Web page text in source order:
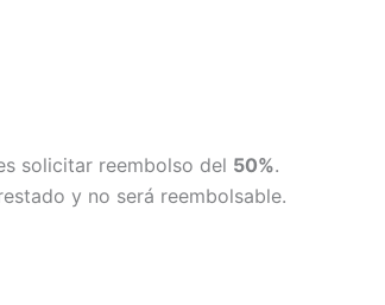
solicitar reembolso del 50%.
y no será reembolsable.